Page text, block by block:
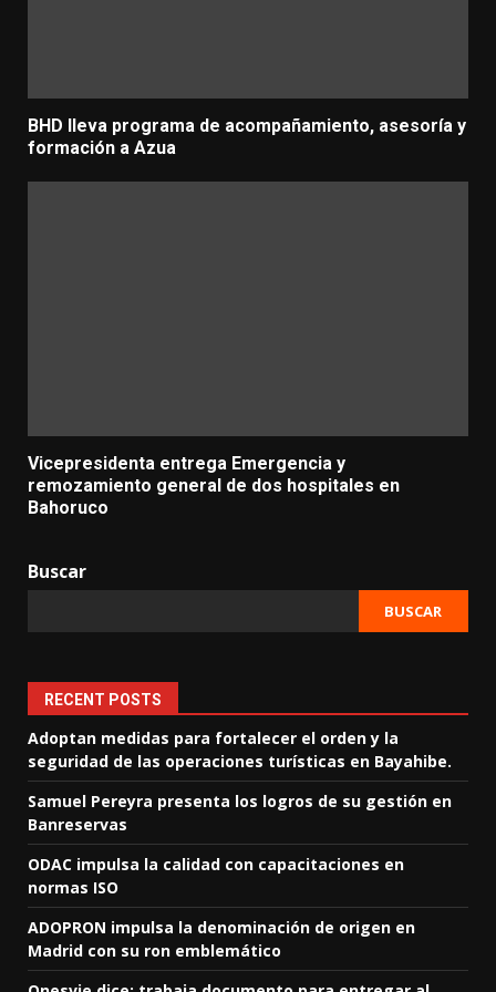
BHD lleva programa de acompañamiento, asesoría y
formación a Azua
Vicepresidenta entrega Emergencia y
remozamiento general de dos hospitales en
Bahoruco
Buscar
BUSCAR
RECENT POSTS
Adoptan medidas para fortalecer el orden y la
seguridad de las operaciones turísticas en Bayahibe.
Samuel Pereyra presenta los logros de su gestión en
Banreservas
ODAC impulsa la calidad con capacitaciones en
normas ISO
ADOPRON impulsa la denominación de origen en
Madrid con su ron emblemático